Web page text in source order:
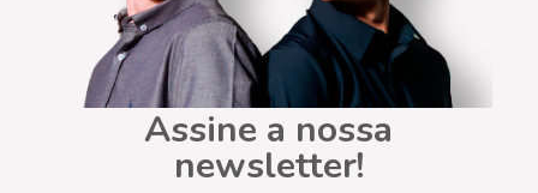
Assine a nossa
newsletter!